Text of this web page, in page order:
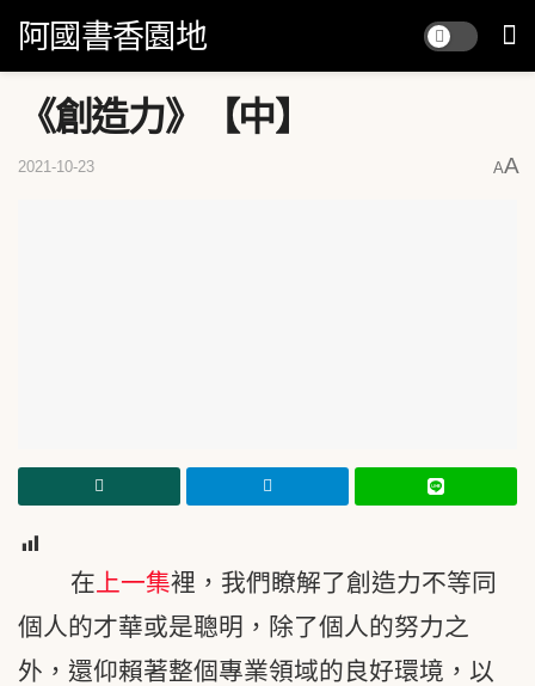
阿國書香園地
《創造力》【中】
2021-10-23 AA
在 上一集裡，我們瞭解了創造力不等同
個人的才華或是聰明，除了個人的努力之
外，還仰賴著整個專業領域的良好環境，以